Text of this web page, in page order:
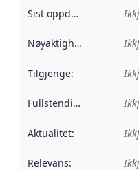
Sist oppdatert
Nøyaktigheit
Tilgjenge:
Fullstendigheit
Aktualitet:
Relevans: